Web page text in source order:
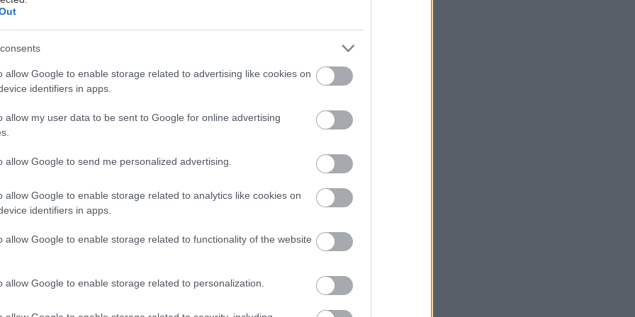
allow Google to enable storage related to advertising like cookies on
identifiers in apps.
allow my user data to be sent to Google for online advertising
allow Google to send me personalized advertising.
allow Google to enable storage related to analytics like cookies on
identifiers in apps.
allow Google to enable storage related to functionality of the website
allow Google to enable storage related to personalization.
πρόσφατο αμιγώς ηλεκτρικό μοντέλο της Ford, η νέα Mustang
E, κατέκτησε το ρεκόρ Γκίνες (GUINNESS WORLD RECORD) μετά
εξαιρετική οικονομία στον τομέα της κατανάλωσης ηλεκτρικής
που κατέγραψε στη διαδρομή μεταξύ John O’Groats και
ρεκόρ μικρότερης κατανάλωσης σε ηλεκτρικό αυτοκίνητο
στοιχεία από ανεξάρτητο φορέα που έδειξαν ότι η
E διάνυσε πάνω από 10,52 χιλιόμετρα ανά κιλοβατώρα (kWh).
με αυτονομία άνω των 805 χιλιομέτρων, προσθέτοντας
από 195 χιλιόμετρα στην επίσημη αυτονομία των 610 χιλιομέτρων